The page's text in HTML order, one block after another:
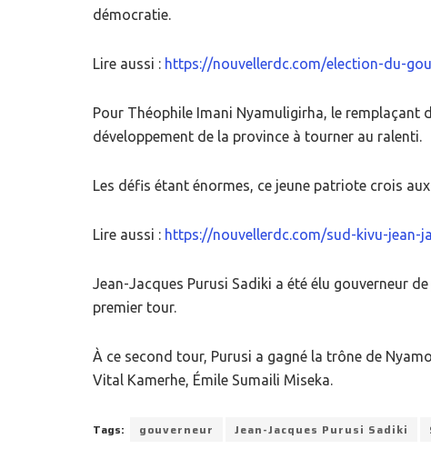
démocratie.
Lire aussi : https://nouvellerdc.com/election-du-
Pour Théophile Imani Nyamuligirha, le remplaçant
développement de la province à tourner au ralenti.
Les défis étant énormes, ce jeune patriote crois
Lire aussi : https://nouvellerdc.com/sud-kivu-jean-
Jean-Jacques Purusi Sadiki a été élu gouverneur
premier tour.
À ce second tour, Purusi a gagné la trône de
Vital Kamerhe, Émile Sumaili Miseka.
Tags: gouverneur Jean-Jacques Purusi Sadiki